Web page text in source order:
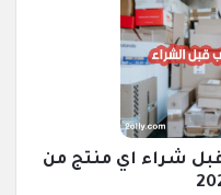
شراء اي منتج من